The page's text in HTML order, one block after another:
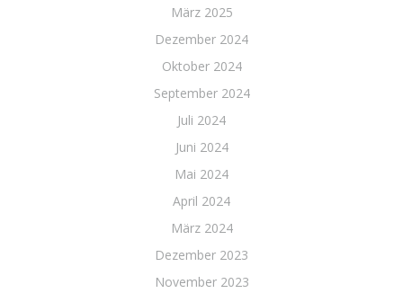
März 2025
Dezember 2024
Oktober 2024
September 2024
Juli 2024
Juni 2024
Mai 2024
April 2024
März 2024
Dezember 2023
November 2023